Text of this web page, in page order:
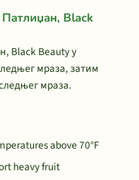
Black
Black Beauty у
мраза, затим
мраза.
above 70°F
heavy fruit